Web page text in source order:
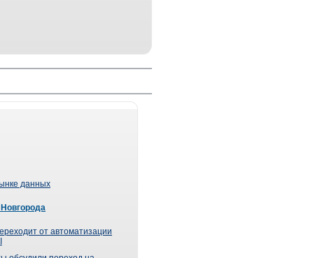
данных
от автоматизации